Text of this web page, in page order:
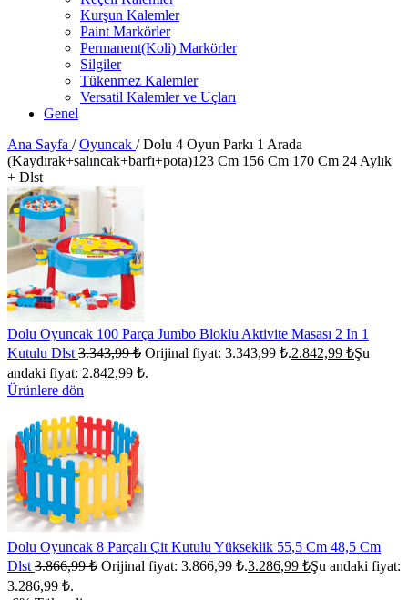
Kurşun Kalemler
Paint Markörler
Permanent(Koli) Markörler
Silgiler
Tükenmez Kalemler
Versatil Kalemler ve Uçları
Genel
Ana Sayfa / Oyuncak / Dolu 4 Oyun Parkı 1 Arada
(Kaydırak+salıncak+barfı+pota)123 Cm 156 Cm 170 Cm 24 Aylık
+ Dlst
Dolu Oyuncak 100 Parça Jumbo Bloklu Aktivite Masası 2 In 1
Kutulu Dlst 3.343,99₺ Orijinal fiyat: 3.343,99 ₺.2.842,99 ₺Şu
andaki fiyat: 2.842,99 ₺.
Ürünlere dön
Dolu Oyuncak 8 Parçalı Çit Kutulu Yükseklik 55,5 Cm 48,5 Cm
Dlst 3.866,99₺ Orijinal fiyat: 3.866,99 ₺.3.286,99 ₺Şu andaki fiyat:
3.286,99 ₺.